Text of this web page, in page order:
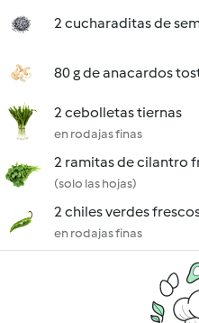
2 cucharaditas de
80 g de anacardos
2 cebolletas tiernas
en rodajas finas
2 ramitas de cilantro
(solo las hojas)
2 chiles verdes
en rodajas finas